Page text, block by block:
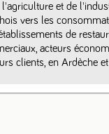
l'agriculture et de
vers les
de
acteurs
clients, en Ardèche